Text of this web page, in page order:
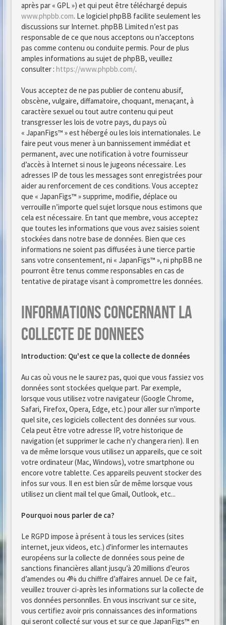
après par « GPL ») et qui peut être téléchargé depuis
www.phpbb.com. Le logiciel phpBB facilite seulement les
discussions sur Internet. phpBB Limited n’est pas
responsable de ce que nous acceptons ou n’acceptons
pas comme contenu ou conduite permis. Pour de plus
amples informations au sujet de phpBB, veuillez
consulter : https://www.phpbb.com/.
Vous acceptez de ne pas publier de contenu abusif,
obscène, vulgaire, diffamatoire, choquant, menaçant, à
caractère sexuel ou tout autre contenu qui peut
transgresser les lois de votre pays, du pays où
« JapanFigs™ » est hébergé ou les lois internationales. Le
faire peut vous mener à un bannissement immédiat et
permanent, avec une notification à votre fournisseur
d’accès à Internet si nous le jugeons nécessaire. Les
adresses IP de tous les messages sont enregistrées pour
aider au renforcement de ces conditions. Vous acceptez
que « JapanFigs™ » supprime, modifie, déplace ou
verrouille n’importe quel sujet lorsque nous estimons que
cela est nécessaire. En tant que membre, vous acceptez
que toutes les informations que vous avez saisies soient
stockées dans notre base de données. Bien que ces
informations ne soient pas diffusées à une tierce partie
sans votre consentement, ni « JapanFigs™ », ni phpBB ne
pourront être tenus comme responsables en cas de
tentative de piratage visant à compromettre les données.
Informations concernant la
collecte de donnees
Introduction: Qu'est ce que la collecte de données
Au cas où vous ne le saurez pas, quoi que vous fassiez vos
données sont stockées quelque part. Par exemple,
lorsque vous utilisez votre navigateur (Google Chrome,
Safari, Firefox, Opera, Edge, etc.) pour aller sur n'importe
quel site, ces logiciels collectent des données sur vous.
Cela peut être votre adresse IP, votre historique de
navigation (et supprimer le cache n'y changera rien). Il en
va de même lorsque vous utilisez un appareils, que ce soit
votre ordinateur (Mac, Windows), votre smartphone ou
encore votre tablette. Ces appareils peuvent stocker des
infos sur vous. Il en est bien sûr de même lorsque vous
utilisez un client mail tel que Gmail, Outlook, etc...
Pourquoi nous parler de ca?
Le RGPD impose à présent à tous les services (sites
internet, jeux videos, etc.) d'informer les internautes
européens sur la collecte de données sous peine de
sanctions financières allant jusqu’à 20 millions d’euros
d’amendes ou 4% du chiffre d’affaires annuel. De ce fait,
veuillez trouver ci-après les informations sur la collecte de
vos données personnlles. En vous inscrivant sur ce site,
vous certifiez avoir pris connaissances des informations
qui seront collecté sur vous et sur ce que JapanFigs™ en